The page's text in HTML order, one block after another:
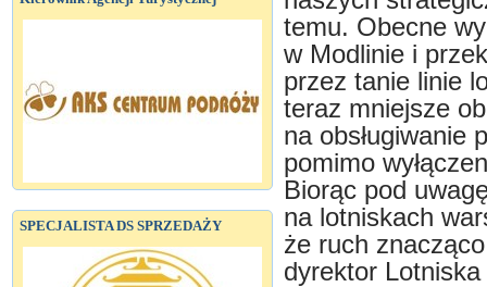
SPECJALISTA DS SPRZEDAŻY
temu. Obecne
w Modlinie i
przez tanie linie
teraz mniejsze
na obsługiwanie
pomimo
Biorąc pod
na lotniskach
że ruch
dyrektor